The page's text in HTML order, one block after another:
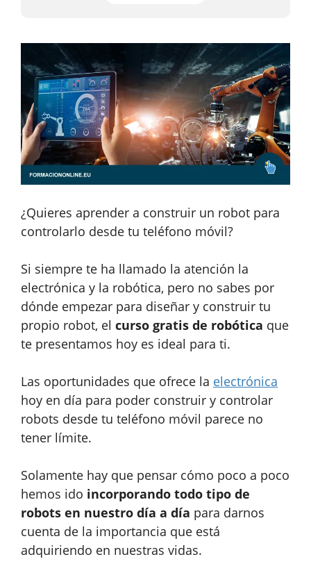
¿Quieres aprender a construir un robot para
controlarlo desde tu teléfono móvil?
Si siempre te ha llamado la atención la
electrónica y la robótica, pero no sabes por
dónde empezar para diseñar y construir tu
propio robot, el curso gratis de robótica que
te presentamos hoy es ideal para ti.
Las oportunidades que ofrece la electrónica
hoy en día para poder construir y controlar
robots desde tu teléfono móvil parece no
tener límite.
Solamente hay que pensar cómo poco a poco
hemos ido incorporando todo tipo de
robots en nuestro día a día para darnos
cuenta de la importancia que está
adquiriendo en nuestras vidas.